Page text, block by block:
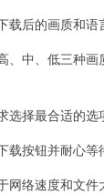
后的画质和语
中、低三种画
择最合适的选
按钮并耐心等
络速度和文件